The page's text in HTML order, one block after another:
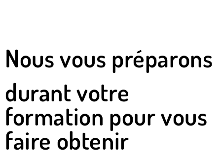
Nous vous préparons
durant votre
formation pour vous
faire obtenir